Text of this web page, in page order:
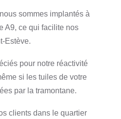
sommes implantés à
A9, ce qui facilite nos
Estève.
pour notre réactivité
si les tuiles de votre
par la tramontane.
clients dans le quartier